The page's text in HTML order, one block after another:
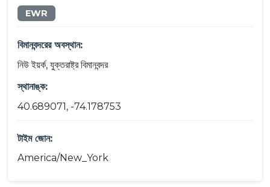
EWR
বিমানবন্দরের অবস্থান:
নিউ ইয়র্ক, যুক্তরাষ্ট্র বিমানবন্দর
স্থানাঙ্ক:
40.689071, -74.178753
টাইম জোন:
America/New_York